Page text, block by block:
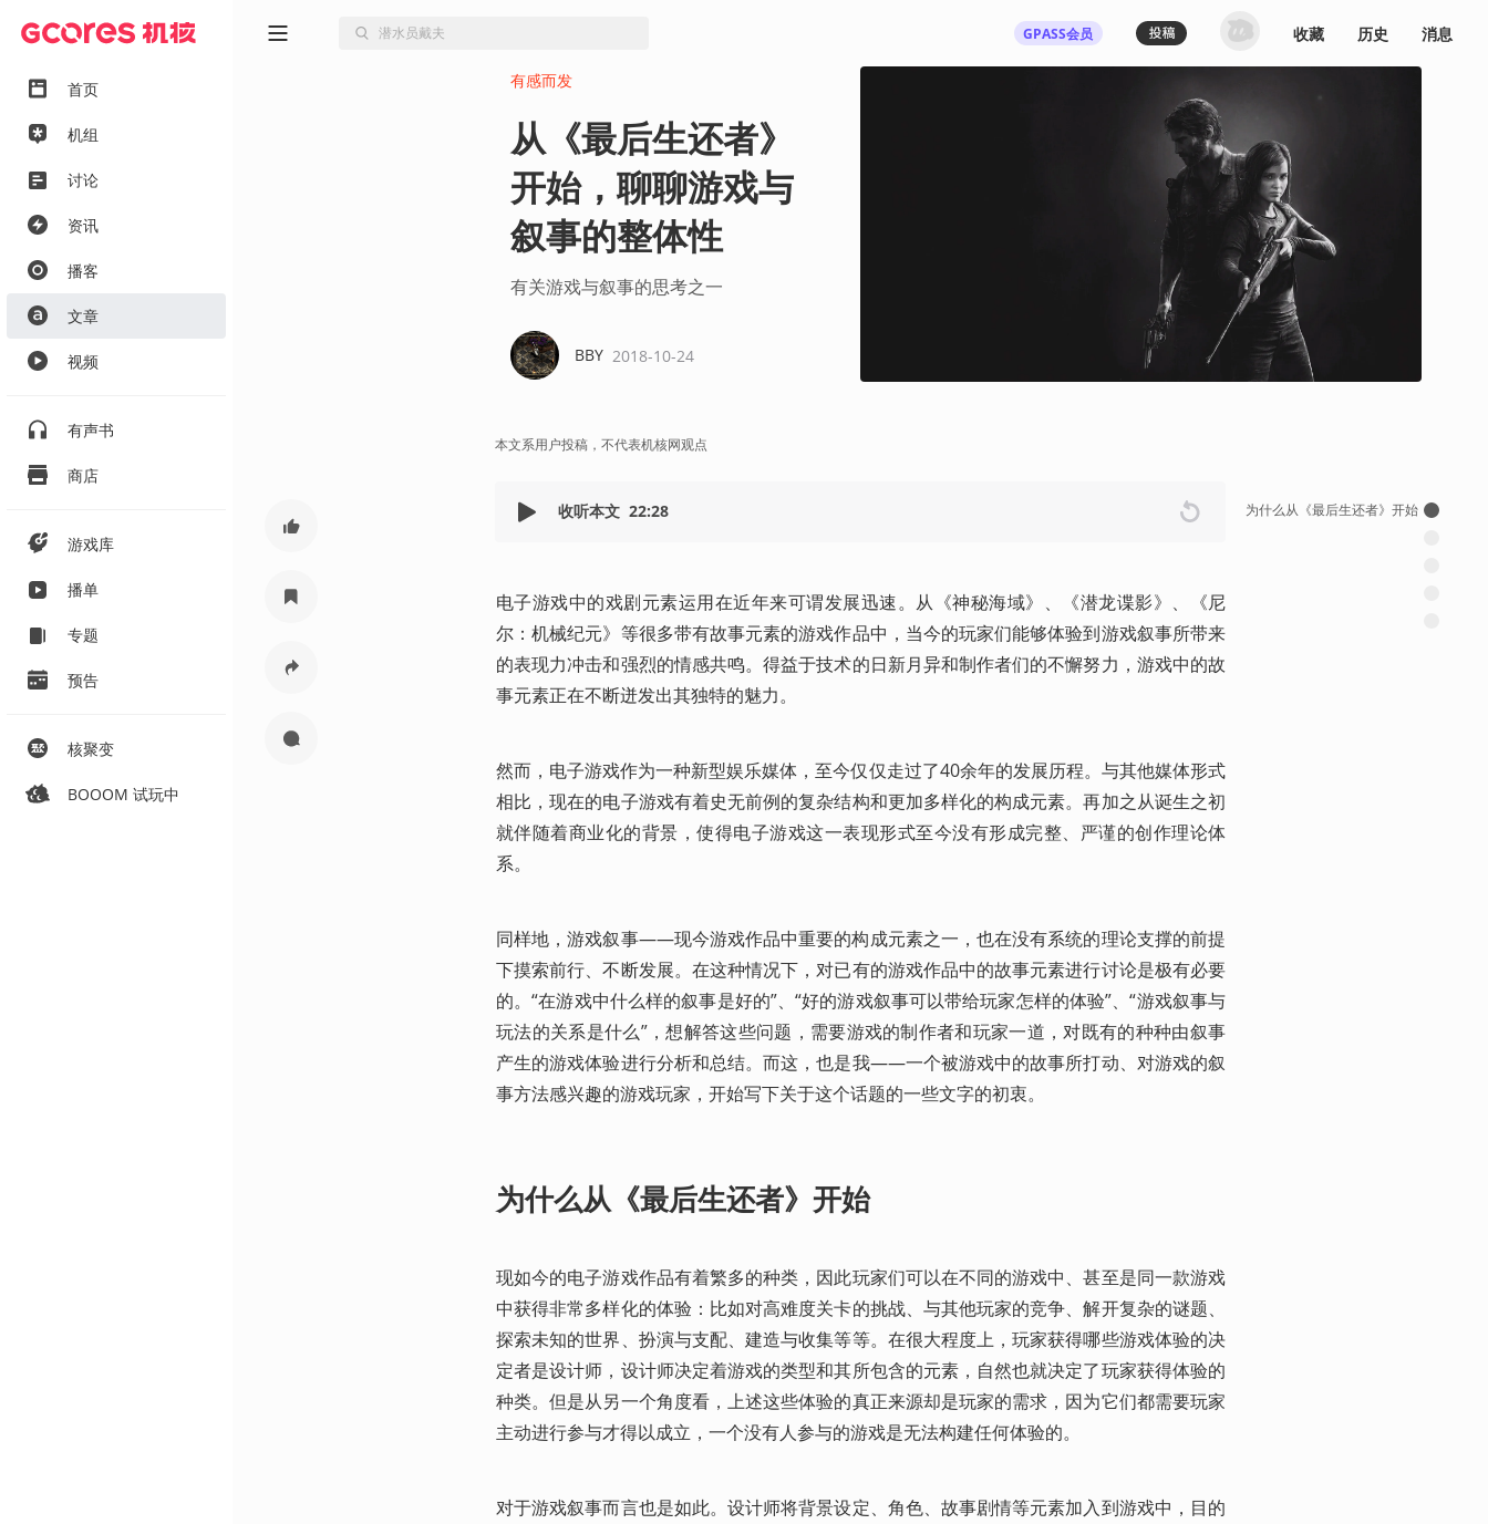
首页
机组
讨论
资讯
播客
文章
视频
有声书
商店
游戏库
播单
专题
预告
核聚变
BOOOM 试玩中
GPASS会员
多端历史播放同步
发布内容动态/评论 关注喜欢的创作者
登录 / 注册
收藏 历史 消息
有感而发
从《最后生还者》
开始，聊聊游戏与
叙事的整体性
有关游戏与叙事的思考之一
BBY 2018-10-24
本文系用户投稿，不代表机核网观点
收听本文 22:28
电子游戏中的戏剧元素运用在近年来可谓发展迅速。从《神秘海域》、《潜龙谍影》、《尼
尔：机械纪元》等很多带有故事元素的游戏作品中，当今的玩家们能够体验到游戏叙事所带来
的表现力冲击和强烈的情感共鸣。得益于技术的日新月异和制作者们的不懈努力，游戏中的故
事元素正在不断迸发出其独特的魅力。
然而，电子游戏作为一种新型娱乐媒体，至今仅仅走过了40余年的发展历程。与其他媒体形式
相比，现在的电子游戏有着史无前例的复杂结构和更加多样化的构成元素。再加之从诞生之初
就伴随着商业化的背景，使得电子游戏这一表现形式至今没有形成完整、严谨的创作理论体
系。
同样地，游戏叙事——现今游戏作品中重要的构成元素之一，也在没有系统的理论支撑的前提
下摸索前行、不断发展。在这种情况下，对已有的游戏作品中的故事元素进行讨论是极有必要
的。“在游戏中什么样的叙事是好的”、“好的游戏叙事可以带给玩家怎样的体验”、“游戏叙事与
玩法的关系是什么”，想解答这些问题，需要游戏的制作者和玩家一道，对既有的种种由叙事
产生的游戏体验进行分析和总结。而这，也是我——一个被游戏中的故事所打动、对游戏的叙
事方法感兴趣的游戏玩家，开始写下关于这个话题的一些文字的初衷。
为什么从《最后生还者》开始
现如今的电子游戏作品有着繁多的种类，因此玩家们可以在不同的游戏中、甚至是同一款游戏
中获得非常多样化的体验：比如对高难度关卡的挑战、与其他玩家的竞争、解开复杂的谜题、
探索未知的世界、扮演与支配、建造与收集等等。在很大程度上，玩家获得哪些游戏体验的决
定者是设计师，设计师决定着游戏的类型和其所包含的元素，自然也就决定了玩家获得体验的
种类。但是从另一个角度看，上述这些体验的真正来源却是玩家的需求，因为它们都需要玩家
主动进行参与才得以成立，一个没有人参与的游戏是无法构建任何体验的。
对于游戏叙事而言也是如此。设计师将背景设定、角色、故事剧情等元素加入到游戏中，目的
为什么从《最后生还者》开始